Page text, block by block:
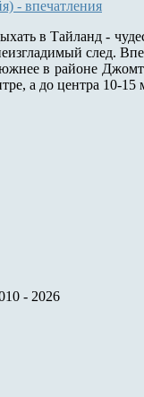
в Тайланд -
след.
в районе
а до центра 10-15
- 2026